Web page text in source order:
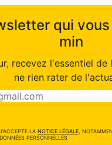
qui
min
recevez l'essentiel
ne rien rater de
LA NOTICE LÉGALE,
PERSONNELLES